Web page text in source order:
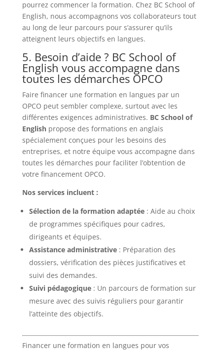
pourrez commencer la formation. Chez BC School of
English, nous accompagnons vos collaborateurs tout
au long de leur parcours pour s’assurer qu’ils
atteignent leurs objectifs en langues.
5. Besoin d’aide ? BC School of
English vous accompagne dans
toutes les démarches OPCO
Faire financer une formation en langues par un
OPCO peut sembler complexe, surtout avec les
différentes exigences administratives. BC School of
Englishpropose des formations en anglais
spécialement conçues pour les besoins des
entreprises, et notre équipe vous accompagne dans
toutes les démarches pour faciliter l’obtention de
votre financement OPCO.
Nos services incluent :
Sélection de la formation adaptée: Aide au choix
de programmes spécifiques pour cadres,
dirigeants et équipes.
Assistance administrative: Préparation des
dossiers, vérification des pièces justificatives et
suivi des demandes.
Suivi pédagogique: Un parcours de formation sur
mesure avec des suivis réguliers pour garantir
l’atteinte des objectifs.
Financer une formation en langues pour vos